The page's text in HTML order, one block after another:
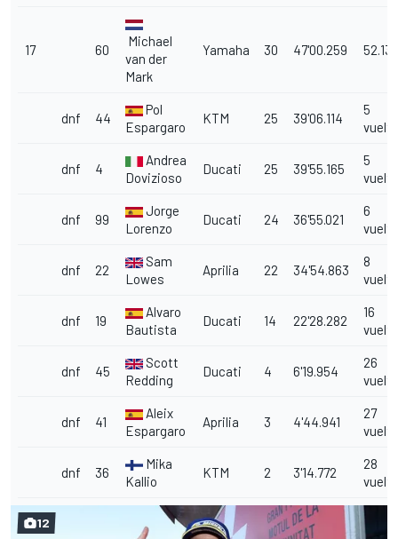
17 60
Michael
van der
Mark
Yamaha 30 47'00.259
dnf 44
Pol
Espargaro
KTM 25 39'06.114
5
dnf 4
Andrea
Dovizioso
Ducati 25 39'55.165
5
dnf 99
Jorge
Lorenzo
Ducati 24 36'55.021
6
dnf 22
Sam
Lowes
Aprilia 22 34'54.863
8
dnf 19
Alvaro
Bautista
Ducati 14 22'28.282
16
dnf 45
Scott
Redding
Ducati 4 6'19.954
26
dnf 41
Aleix
Espargaro
Aprilia 3 4'44.941
27
dnf 36
Mika
Kallio
KTM 2 3'14.772
28
12